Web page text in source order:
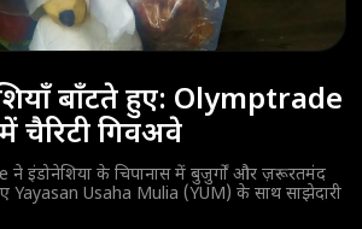
बाँटते हुए: Olymptrade
चैरिटी गिवअवे
इंडोनेशिया के चिपानास में बुजुर्गों और ज़रूरतमंद
Yayasan Usaha Mulia (YUM) के साथ साझेदारी